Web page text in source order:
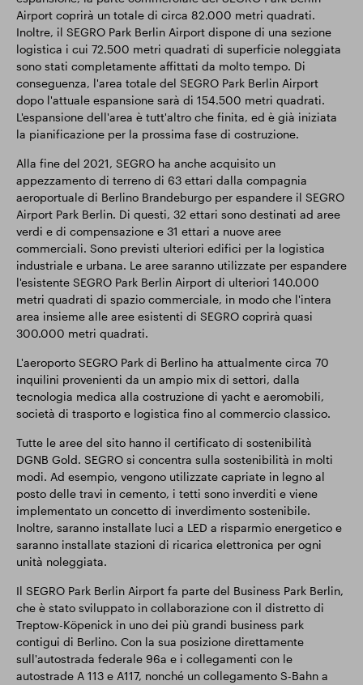
Airport coprirà un totale di circa 82.000 metri quadrati.
Inoltre, il SEGRO Park Berlin Airport dispone di una sezione
logistica i cui 72.500 metri quadrati di superficie noleggiata
sono stati completamente affittati da molto tempo. Di
conseguenza, l'area totale del SEGRO Park Berlin Airport
dopo l'attuale espansione sarà di 154.500 metri quadrati.
L'espansione dell'area è tutt'altro che finita, ed è già iniziata
la pianificazione per la prossima fase di costruzione.
Alla fine del 2021, SEGRO ha anche acquisito un
appezzamento di terreno di 63 ettari dalla compagnia
aeroportuale di Berlino Brandeburgo per espandere il SEGRO
Airport Park Berlin. Di questi, 32 ettari sono destinati ad aree
verdi e di compensazione e 31 ettari a nuove aree
commerciali. Sono previsti ulteriori edifici per la logistica
industriale e urbana. Le aree saranno utilizzate per espandere
l'esistente SEGRO Park Berlin Airport di ulteriori 140.000
metri quadrati di spazio commerciale, in modo che l'intera
area insieme alle aree esistenti di SEGRO coprirà quasi
300.000 metri quadrati.
L'aeroporto SEGRO Park di Berlino ha attualmente circa 70
inquilini provenienti da un ampio mix di settori, dalla
tecnologia medica alla costruzione di yacht e aeromobili,
società di trasporto e logistica fino al commercio classico.
Tutte le aree del sito hanno il certificato di sostenibilità
DGNB Gold. SEGRO si concentra sulla sostenibilità in molti
modi. Ad esempio, vengono utilizzate capriate in legno al
posto delle travi in cemento, i tetti sono inverditi e viene
implementato un concetto di inverdimento sostenibile.
Inoltre, saranno installate luci a LED a risparmio energetico e
saranno installate stazioni di ricarica elettronica per ogni
unità noleggiata.
Il SEGRO Park Berlin Airport fa parte del Business Park Berlin,
che è stato sviluppato in collaborazione con il distretto di
Treptow-Köpenick in uno dei più grandi business park
contigui di Berlino. Con la sua posizione direttamente
sull'autostrada federale 96a e i collegamenti con le
autostrade A 113 e A117, nonché un collegamento S-Bahn a